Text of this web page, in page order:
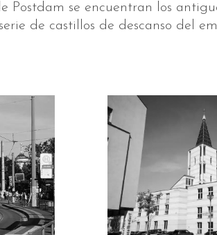
Postdam se encuentran los
de castillos de descanso del